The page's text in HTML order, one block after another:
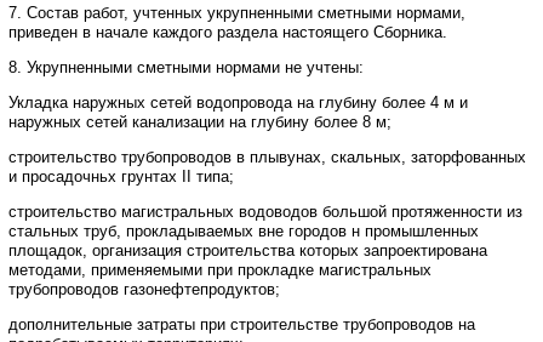
7. Состав работ, учтенных укрупненными сметными нормами,
приведен в начале каждого раздела настоящего Сборника.
8. Укрупненными сметными нормами не учтены:
Укладка наружных сетей водопровода на глубину более 4 м и
наружных сетей канализации на глубину более 8 м;
строительство трубопроводов в плывунах, скальных, заторфованных
и просадочньх грунтах
типа;
строительство магистральных водоводов большой протяженности из
стальных труб, прокладываемых вне городов н промышленных
площадок, организация строительства которых запроектирована
методами, применяемыми при прокладке магистральных
трубопроводов газонефтепродуктов;
дополнительные затраты при строительстве трубопроводов на